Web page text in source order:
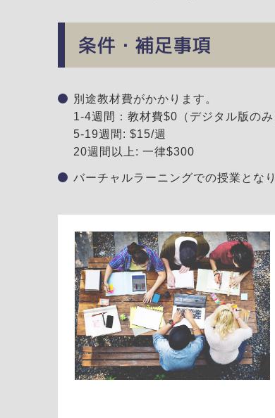
条件・補足事項
別途教材費がかかります。
1-4週間：教材費$0（デジタル版のみ
5-19週間: $15/週
20週間以上: 一律$300
バーチャルラーニングでの授業となり